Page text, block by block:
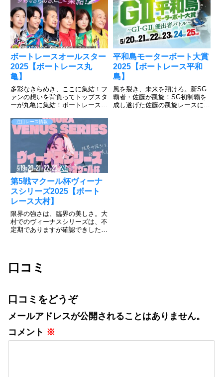
ボートレースオールスター
2025【ボートレース丸
亀】
多彩なきらめき、ここに集結！フ
ァンの想いを背負ってトップスタ
ーが丸亀に集結！ボートレース丸
第52回ボートレースオールスタ
ー」が開催される。ファン投票で
選ばれた選手など52人が丸亀ナ
イターに集結。ファンの思い...
平和島モーターボート大賞
2025【ボートレース平和
島】
風を裂き、未来を翔けろ。新SG
覇者・佐藤が凱旋！SG初制覇を
成し遂げた佐藤の凱旋レースに注
注目レース情報
第5戦マクール杯ヴィーナ
スシリーズ2025【ボート
レース大村】
限界の強さは、臨界の美しさ。大
村でのヴィーナスシリーズは、不
定期でありますが確認できしたい
ょう。投票すれば、50名様にク
オカードと大村マイルが20ポイ...
口コミ
口コミをどうぞ
メールアドレスが公開されることはありません。
コメント ※